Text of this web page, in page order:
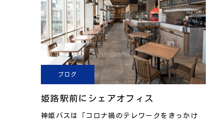
ブログ
姫路駅前にシェアオフィス
神姫バスは「コロナ禍のテレワークをきっかけ